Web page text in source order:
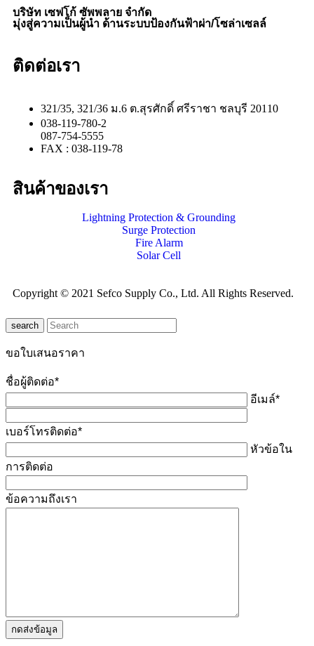
บริษัท เซฟโก้ ซัพพลาย จำกัด
มุ่งสู่ความเป็นผู้นำ ด้านระบบป้องกันฟ้าผ่า/โซล่าเซลล์
ติดต่อเรา
321/35, 321/36 ม.6 ต.สุรศักดิ์ ศรีราชา ชลบุรี 20110
038-119-780-2
087-754-5555
FAX : 038-119-78
สินค้าของเรา
Lightning Protection & Grounding
Surge Protection
Fire Alarm
Solar Cell
Copyright © 2021 Sefco Supply Co., Ltd. All Rights Reserved.
search
ขอใบเสนอราคา
ชื่อผู้ติดต่อ*
อีเมล์*
เบอร์โทรติดต่อ*
หัวข้อใน
การติดต่อ
ข้อความถึงเรา